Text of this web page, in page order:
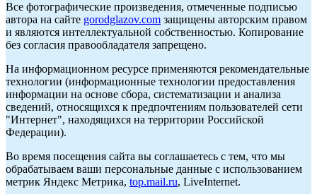
Все фотографические произведения, отмеченные подписью
автора на сайте gorodglazov.com защищены авторским правом
и являются интеллектуальной собственностью. Копирование
без согласия правообладателя запрещено.
На информационном ресурсе применяются рекомендательные
технологии (информационные технологии предоставления
информации на основе сбора, систематизации и анализа
сведений, относящихся к предпочтениям пользователей сети
"Интернет", находящихся на территории Российской
Федерации).
Во время посещения сайта вы соглашаетесь с тем, что мы
обрабатываем ваши персональные данные с использованием
метрик Яндекс Метрика, top.mail.ru, LiveInternet.